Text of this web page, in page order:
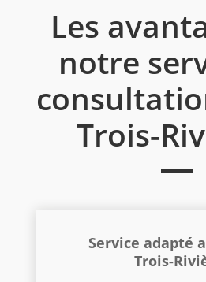
Les
notre
Trois-
Service adapté
Trois-